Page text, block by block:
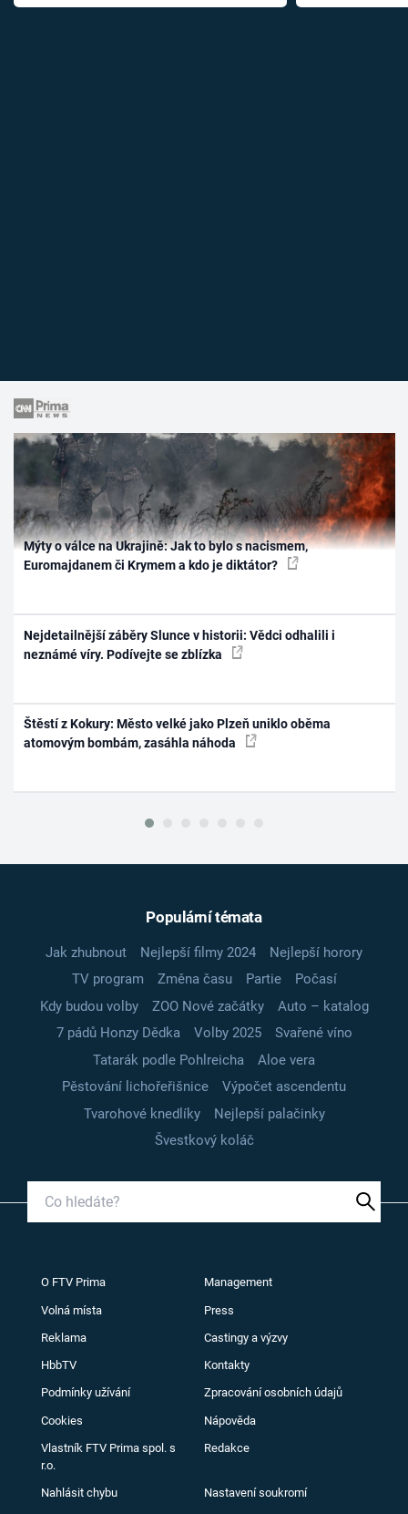
Mýty o válce na Ukrajině: Jak to bylo s nacismem,
Euromajdanem či Krymem a kdo je diktátor?
Nejdetailnější záběry Slunce v historii: Vědci odhalili i
neznámé víry. Podívejte se zblízka
Štěstí z Kokury: Město velké jako Plzeň uniklo oběma
atomovým bombám, zasáhla náhoda
Populární témata
Jak zhubnout Nejlepší filmy 2024
Nejlepší horory
TV program
Změna času Partie
Počasí
Kdy budou volby
ZOO Nové začátky
Auto – katalog
7 pádů Honzy Dědka
Volby 2025
Svařené víno
Tatarák podle Pohlreicha
Aloe vera
Pěstování lichořeřišnice
Výpočet ascendentu
Tvarohové knedlíky
Nejlepší palačinky
Švestkový koláč
O FTV Prima Management
Volná místa Press
Reklama Castingy a výzvy
HbbTV Kontakty
Podmínky užívání Zpracování osobních údajů
Cookies Nápověda
Vlastník FTV Prima spol. s
r.o.
Redakce
Nahlásit chybu Nastavení soukromí